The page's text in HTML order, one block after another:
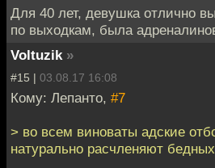
Для 40 лет, девушка отлично
по выходкам, была
Voltuzik »
#15 | 03.08.17 16:08
Кому: Лепанто, #7
> во всем виноваты адские
натурально расчленяют